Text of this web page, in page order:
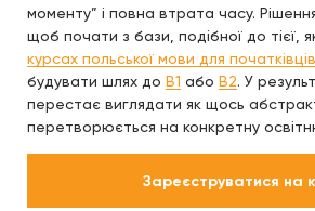
моменту” і повна втрата часу.
щоб почати з бази, подібної до тієї,
курсах польської мови для початківців
будувати шлях до B1 або B2. У
перестає виглядати як щось
перетворюється на конкретну
Зареєструватися на